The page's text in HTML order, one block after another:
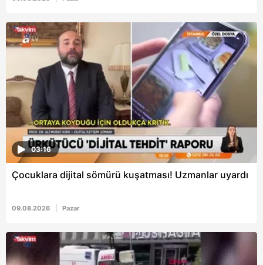
hazırlanmış Aydınlatma Metnimizi okumak ve sitemizde
ilgili mevzuata uygun olarak kullanılan çerezlerle ilgili bilgi
almak için lütfentıklayınız
03:16
Çocuklara dijital sömürü kuşatması! Uzmanlar uyardı
09.08.2026 Pazar